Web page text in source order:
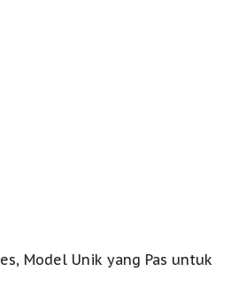
Model Unik yang Pas untuk